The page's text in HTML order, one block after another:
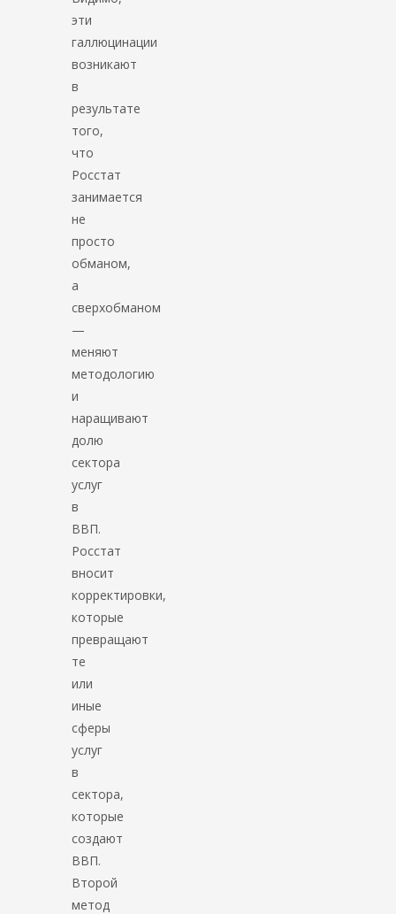
эти
галлюцинации
возникают
в
результате
того,
что
Росстат
занимается
не
просто
обманом,
а
сверхобманом
—
меняют
методологию
и
наращивают
долю
сектора
услуг
в
ВВП.
Росстат
вносит
корректировки,
которые
превращают
те
или
иные
сферы
услуг
в
сектора,
которые
создают
ВВП.
Второй
метод